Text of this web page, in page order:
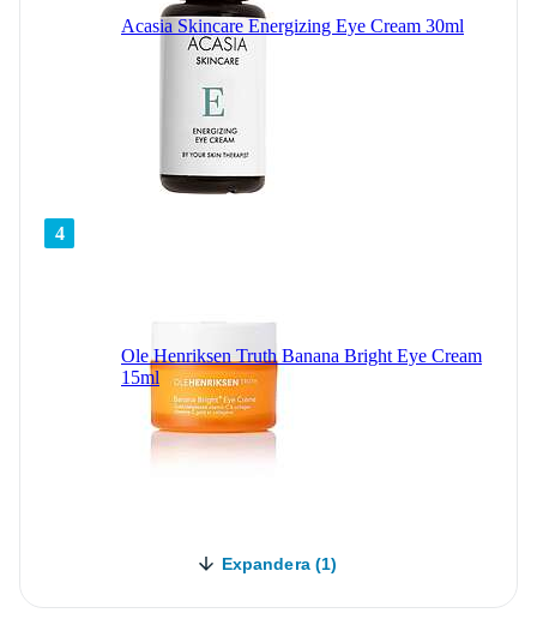
Acasia Skincare Energizing Eye Cream 30ml
4
Ole Henriksen Truth Banana Bright Eye Cream
15ml
Expandera (1)